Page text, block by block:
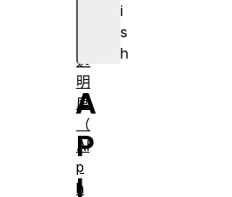
i
s
h
A
P
I
透
明
度
（
Al
p
h